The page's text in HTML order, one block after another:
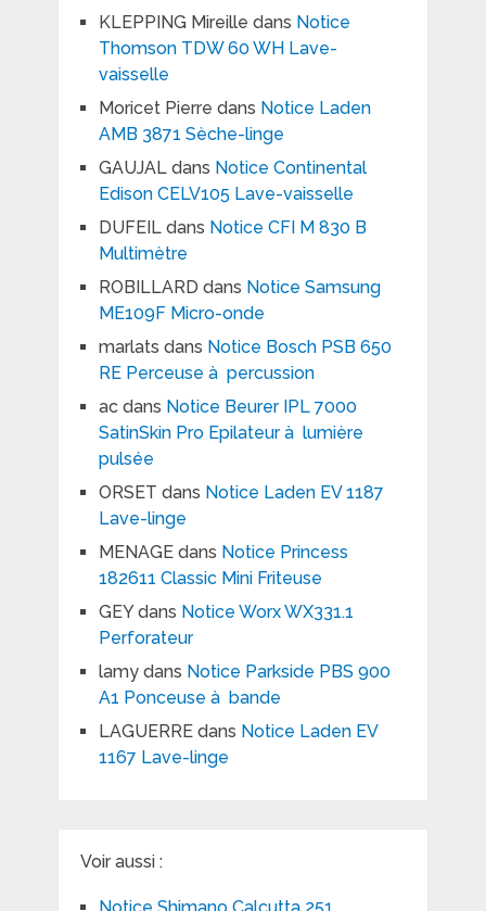
KLEPPING Mireille dans Notice
Thomson TDW 60 WH Lave-
vaisselle
Moricet Pierre dans Notice Laden
AMB 3871 Sèche-linge
GAUJALdans Notice Continental
Edison CELV105 Lave-vaisselle
DUFEILdans Notice CFI M 830 B
Multimètre
ROBILLARD dans Notice Samsung
ME109F Micro-onde
marlats dans Notice Bosch PSB 650
RE Perceuse à percussion
acdans Notice Beurer IPL 7000
SatinSkin Pro Epilateur à lumière
pulsée
ORSET dans Notice Laden EV 1187
Lave-linge
MENAGEdans Notice Princess
182611 Classic Mini Friteuse
GEYdans Notice Worx WX331.1
Perforateur
lamydans Notice Parkside PBS 900
A1 Ponceuse à bande
LAGUERREdans Notice Laden EV
1167 Lave-linge
Voir aussi :